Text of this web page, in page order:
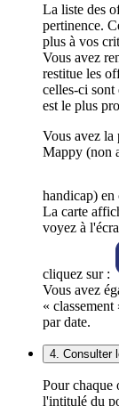
La liste des
pertinence.
plus à vos
Vous avez
restitue les
celles-ci sont
est le plus
Vous avez la
Mappy (non
handicap) en
La carte
voyez à
cliquez sur :
Vous avez
«
par date.
4. Consulter
Pour chaque
l'intitulé du